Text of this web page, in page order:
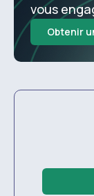
vous
Obtenir